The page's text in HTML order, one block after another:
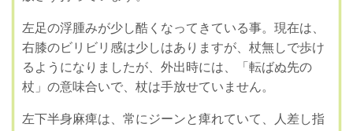
左足の浮腫みが少し酷くなってきている事。 現在は、
右膝のビリビリ感は少しはありますが、杖無しで歩け
るようになり ましたが、外出時には、「転ばぬ先の
杖」の意味合いで、杖は手放せていません。
左下半身麻痺は、常にジーンと痺れていて、人差し指